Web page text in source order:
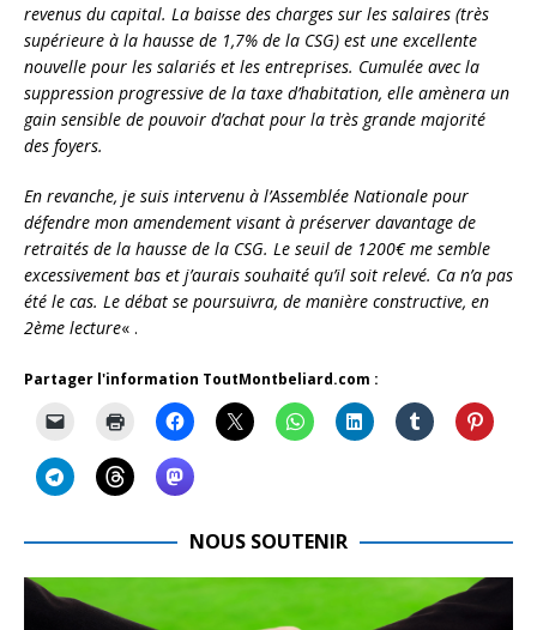
revenus du capital. La baisse des charges sur les salaires (très
supérieure à la hausse de 1,7% de la CSG) est une excellente
nouvelle pour les salariés et les entreprises. Cumulée avec la
suppression progressive de la taxe d’habitation, elle amènera un
gain sensible de pouvoir d’achat pour la très grande majorité
des foyers.
En revanche, je suis intervenu à l’Assemblée Nationale pour
défendre mon amendement visant à préserver davantage de
retraités de la hausse de la CSG. Le seuil de 1200€ me semble
excessivement bas et j’aurais souhaité qu’il soit relevé. Ca n’a pas
été le cas. Le débat se poursuivra, de manière constructive, en
2ème lecture« .
Partager l'information ToutMontbeliard.com :
NOUS SOUTENIR